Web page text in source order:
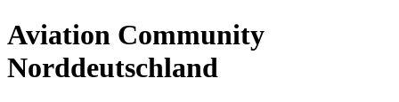
Aviation Community
Norddeutschland